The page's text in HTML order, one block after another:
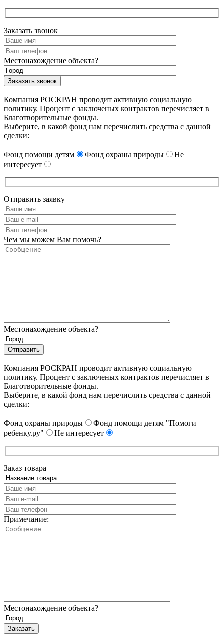
Заказать звонок
Местонахождение объекта?
Компания РОСКРАН проводит активную социальную
политику. Процент с заключеных контрактов перечисляет в
Благотворительные фонды.
Выберите, в какой фонд нам перечислить средства с данной
сделки:
Фонд помощи детям Фонд охраны природы
Не
интересует
Отправить заявку
Чем мы можем Вам помочь?
Местонахождение объекта?
Компания РОСКРАН проводит активную социальную
политику. Процент с заключеных контрактов перечисляет в
Благотворительные фонды.
Выберите, в какой фонд нам перечислить средства с данной
сделки:
Фонд охраны природы
Фонд помощи детям "Помоги
ребенку.ру"
Не интересует
Заказ товара
Примечание:
Местонахождение объекта?